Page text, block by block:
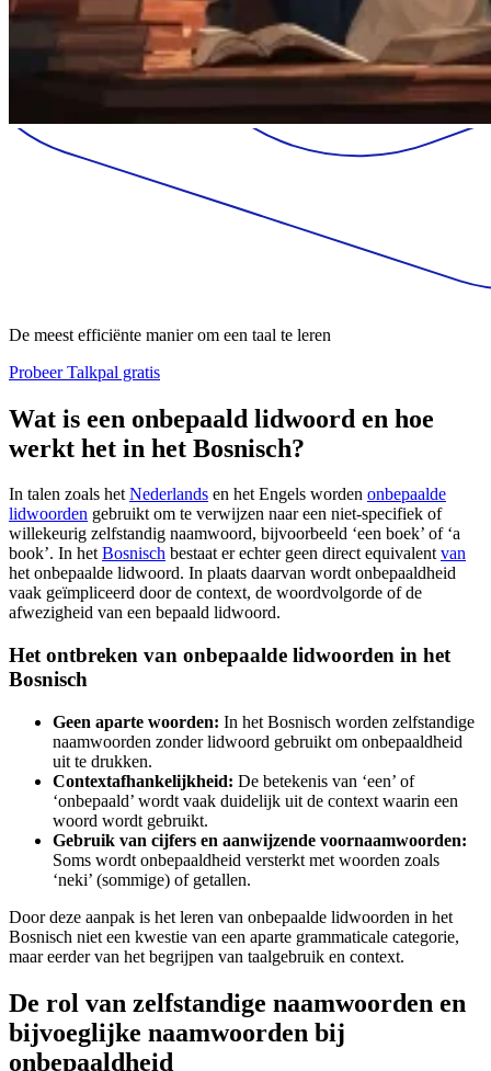
De meest efficiënte manier om een taal te leren
Probeer Talkpal gratis
Wat is een onbepaald lidwoord en hoe
werkt het in het Bosnisch?
In talen zoals hetNederlands en het Engels worden onbepaalde
lidwoorden gebruikt om te verwijzen naar een niet-specifiek of
willekeurig zelfstandig naamwoord, bijvoorbeeld ‘een boek’ of ‘a
book’. In hetBosnisch bestaat er echter geen direct equivalentvan
het onbepaalde lidwoord. In plaats daarvan wordt onbepaaldheid
vaak geïmpliceerd door de context, de woordvolgorde of de
afwezigheid van een bepaald lidwoord.
Het ontbreken van onbepaalde lidwoorden in het
Bosnisch
Geen aparte woorden: In het Bosnisch worden zelfstandige
naamwoorden zonder lidwoord gebruikt om onbepaaldheid
uit te drukken.
Contextafhankelijkheid: De betekenis van ‘een’ of
‘onbepaald’ wordt vaak duidelijk uit de context waarin een
woord wordt gebruikt.
Gebruik van cijfers en aanwijzende voornaamwoorden:
Soms wordt onbepaaldheid versterkt met woorden zoals
‘neki’ (sommige) of getallen.
Door deze aanpak is het leren van onbepaalde lidwoorden in het
Bosnisch niet een kwestie van een aparte grammaticale categorie,
maar eerder van het begrijpen van taalgebruik en context.
De rol van zelfstandige naamwoorden en
bijvoeglijke naamwoorden bij
onbepaaldheid